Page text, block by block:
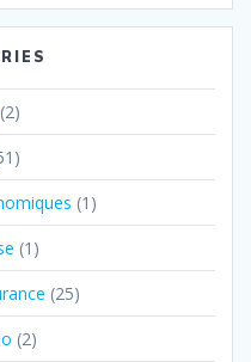
(2)
(1)
(1)
(25)
(2)